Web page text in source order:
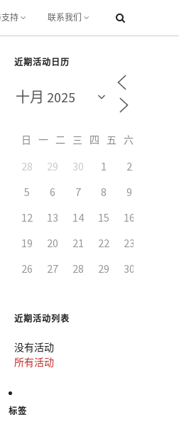
持 联系我们
近期活动日历
日 一 二 三 四 五
28 29 30 1 2
5
6 7 8 9
12
13 14 15 16
19
20 21 22 23
26
27 28 29 30
近期活动列表
没有活动
所有活动
标签